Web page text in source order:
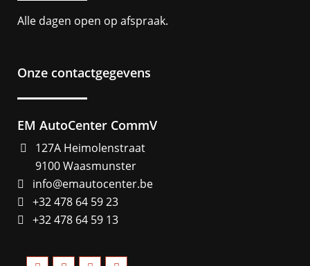
Alle dagen open op afspraak.
Onze contactgegevens
EM AutoCenter CommV
127A Heimolenstraat
9100 Waasmunster
info@emautocenter.be
+32 478 64 59 23
+32 478 64 59 13